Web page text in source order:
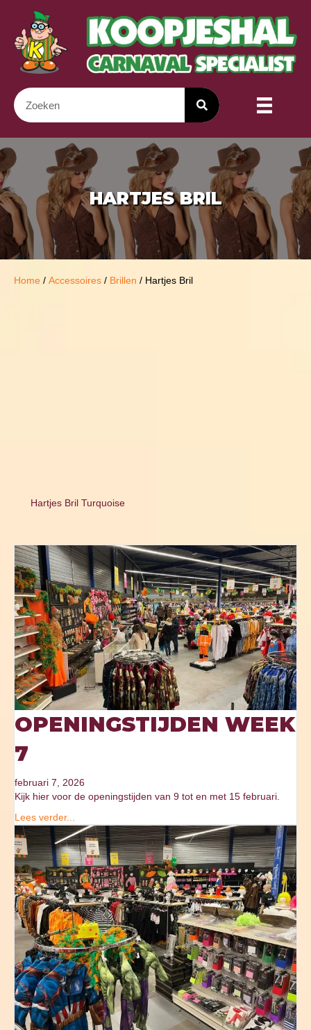
HARTJES BRIL
Home / Accessoires / Brillen / Hartjes Bril
Hartjes Bril Turquoise
OPENINGSTIJDEN WEEK
7
februari 7, 2026
Kijk hier voor de openingstijden van 9 tot en met 15 februari.
Lees verder...